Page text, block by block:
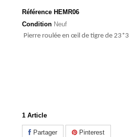
Référence HEMR06
Condition Neuf
Pierre roulée en œil de tigre de
1 Article
Partager
Pinterest